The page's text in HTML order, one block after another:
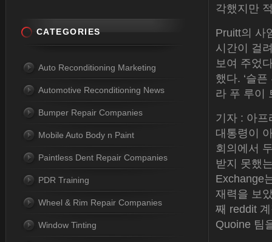
각했지만
Pruitt의 사
시간이 걸
보여 주었
했다. ‘슬
라 푸 루이
기자 : 아
대통령이
회의에서
받지 못했
Exchange
재력을 보
째 reddit
Quoine 팀
CATEGORIES
Auto Reconditioning Marketing
Automotive Reconditioning News
Bumper Repair Companies
Mobile Auto Body n Paint
Paintless Dent Repair Companies
PDR Training
Wheel & Rim Repair Companies
Window Tinting